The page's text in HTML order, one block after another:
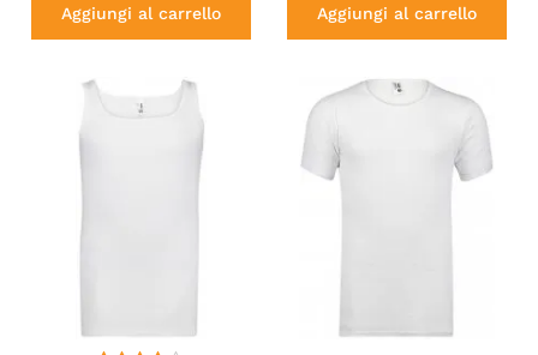
Aggiungi al carrello Aggiungi al carrello